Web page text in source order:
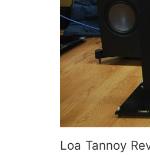
Loa Tannoy